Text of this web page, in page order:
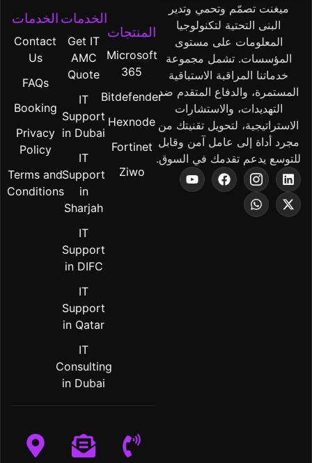
ميغنت تصمّم وتحمي وتدير
البنى التحتية لتكنولوجيا
المعلومات على مستوى
المؤسسات. تشمل مجموعة
خدماتنا المراقبة الاستباقية
المستمرة، والدفاع المتقدم ضد
التهديدات، والاستشارات
الاستراتيجية، لتحويل تقنيتك من
مجرد أداة إلى عامل آمن وقابل
للتوسع يدعم تقدمك في السوق.
المنتجات
Microsoft
365
Bitdefender
Hexnode
Fortinet
Ziwo
الخدمات
Get IT
AMC
Quote
IT
Support
in Dubai
IT
Support
in
Sharjah
IT
Support
in DIFC
IT
Support
in Qatar
IT
Consulting
in Dubai
الخدمات
Contact
Us
FAQs
Booking
Privacy
Policy
Terms and
Conditions